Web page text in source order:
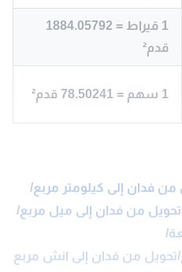
1 قيراط = 1884.05792
قدم²
1 سهم = 78.50241 قدم²
من فدان إلى كيلومتر مربع/
تحويل من فدان إلى ميل مربع/
/
/تحويل من فدان إلى انش مربع